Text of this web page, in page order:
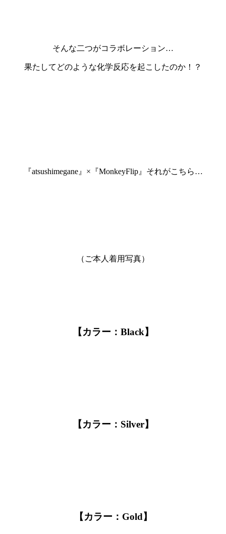
そんな二つがコラボレーション…
果たしてどのような化学反応を起こしたのか！？
『atsushimegane』×『MonkeyFlip』それがこちら…
（ご本人着用写真）
【カラー：Black】
【カラー：Silver】
【カラー：Gold】